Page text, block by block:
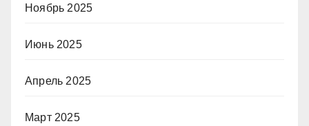
Ноябрь 2025
Июнь 2025
Апрель 2025
Март 2025